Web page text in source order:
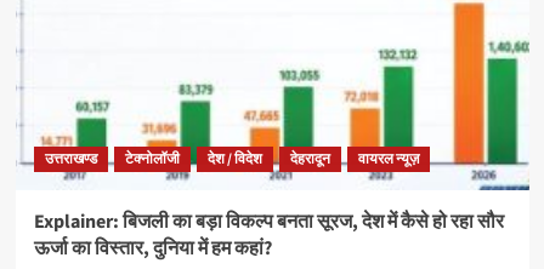
उत्तराखण्ड टेक्नोलॉजी देश / विदेश देहरादून वायरल न्यूज़
Explainer: बिजली का बड़ा विकल्प बनता सूरज, देश में कैसे हो रहा सौर
ऊर्जा का विस्तार, दुनिया में हम कहां?